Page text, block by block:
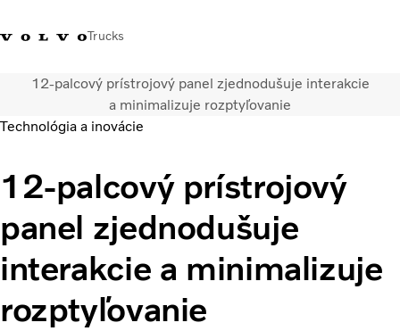
Trucks
Kontaktujte násMerchandise ShopPrihlásiť saSlovenská Republika
Nákladné vozidlá
Služby
Predajná a servisná sieť
Novinky
O nás
Kontaktujte nás
Kariéra
12-palcový prístrojový panel zjednodušuje interakcie
a minimalizuje rozptyľovanie
Technológia a inovácie
12-palcový prístrojový
panel zjednodušuje
interakcie a minimalizuje
rozptyľovanie